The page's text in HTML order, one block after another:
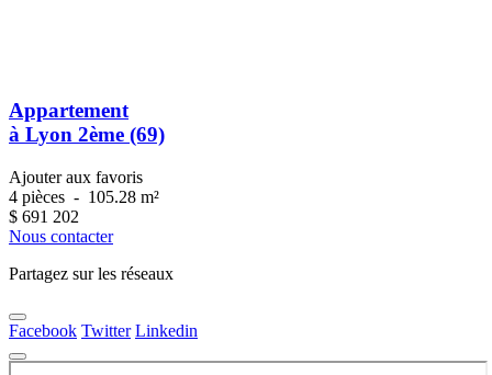
Appartement
à Lyon 2ème (69)
Ajouter aux favoris
4 pièces - 105.28 m²
$ 691 202
Nous contacter
Partagez sur les réseaux
Facebook Twitter Linkedin